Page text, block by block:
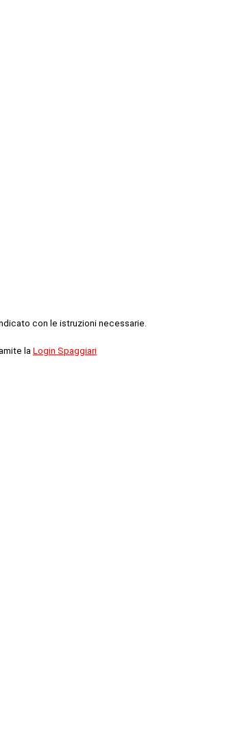
con le istruzioni necessarie.
la Login Spaggiari